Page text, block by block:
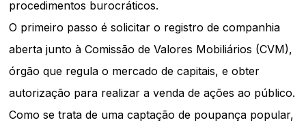
procedimentos burocráticos.
O primeiro passo é solicitar o registro de companhia
aberta junto à Comissão de Valores Mobiliários (CVM),
órgão que regula o mercado de capitais, e obter
autorização para realizar a venda de ações ao público.
Como se trata de uma captação de poupança popular,